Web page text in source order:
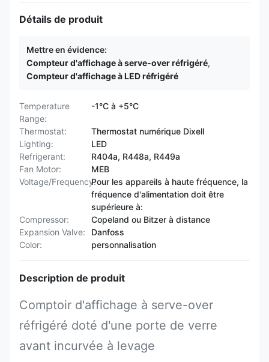
Détails de produit
Mettre en évidence:
Compteur d'affichage à serve-over réfrigéré,
Compteur d'affichage à LED réfrigéré
Temperature
Range:
-1°C à +5°C
Thermostat:
Thermostat numérique Dixell
Lighting:
LED
Refrigerant:
R404a, R448a, R449a
Fan Motor:
MEB
Voltage/Frequency:Pour les appareils à haute fréquence, la
fréquence d'alimentation doit être
supérieure à:
Compressor:
Copeland ou Bitzer à distance
Expansion Valve:
Danfoss
Color:
personnalisation
Description de produit
Comptoir d'affichage à serve-over
réfrigéré doté d'une porte de verre
avant incurvée à levage